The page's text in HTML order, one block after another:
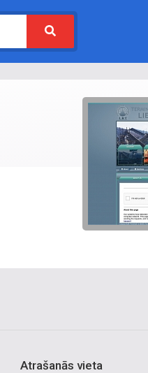
Atrašanās vieta